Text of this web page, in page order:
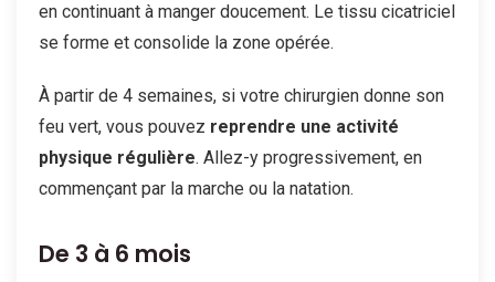
en continuant à manger doucement. Le tissu cicatriciel
se forme et consolide la zone opérée.
À partir de 4 semaines, si votre chirurgien donne son
feu vert, vous pouvez reprendre une activité
physique régulière. Allez-y progressivement, en
commençant par la marche ou la natation.
De 3 à 6 mois